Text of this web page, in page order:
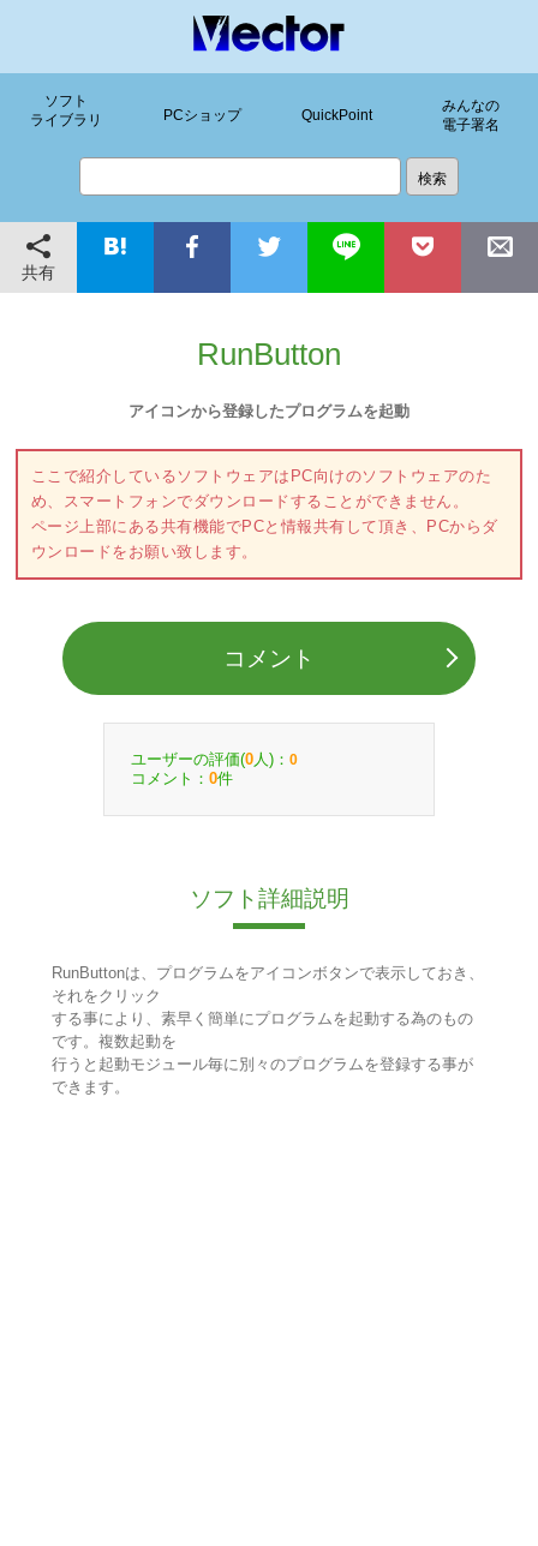
ソフト
ライブラリ
PCショップ QuickPoint
みんなの
電子署名
共有
RunButton
アイコンから登録したプログラムを起動
ここで紹介しているソフトウェアはPC向けのソフトウェアのた
め、スマートフォンでダウンロードすることができません。
ページ上部にある共有機能でPCと情報共有して頂き、PCからダ
ウンロードをお願い致します。
コメント
ユーザーの評価(0 人)： 0
コメント： 0件
ソフト詳細説明
RunButtonは、プログラムをアイコンボタンで表示しておき、
それをクリック
する事により、素早く簡単にプログラムを起動する為のもの
です。複数起動を
行うと起動モジュール毎に別々のプログラムを登録する事が
できます。